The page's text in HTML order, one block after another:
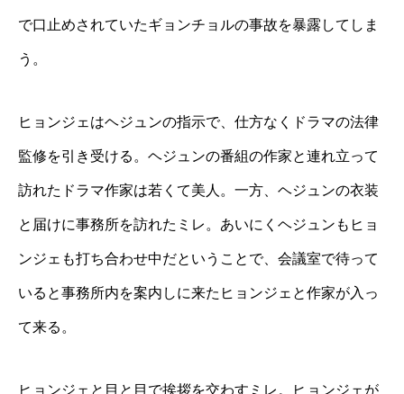
で口止めされていたギョンチョルの事故を暴露してしま
う。
ヒョンジェはヘジュンの指示で、仕方なくドラマの法律
監修を引き受ける。ヘジュンの番組の作家と連れ立って
訪れたドラマ作家は若くて美人。一方、ヘジュンの衣装
と届けに事務所を訪れたミレ。あいにくヘジュンもヒョ
ンジェも打ち合わせ中だということで、会議室で待って
いると事務所内を案内しに来たヒョンジェと作家が入っ
て来る。
ヒョンジェと目と目で挨拶を交わすミレ。ヒョンジェが